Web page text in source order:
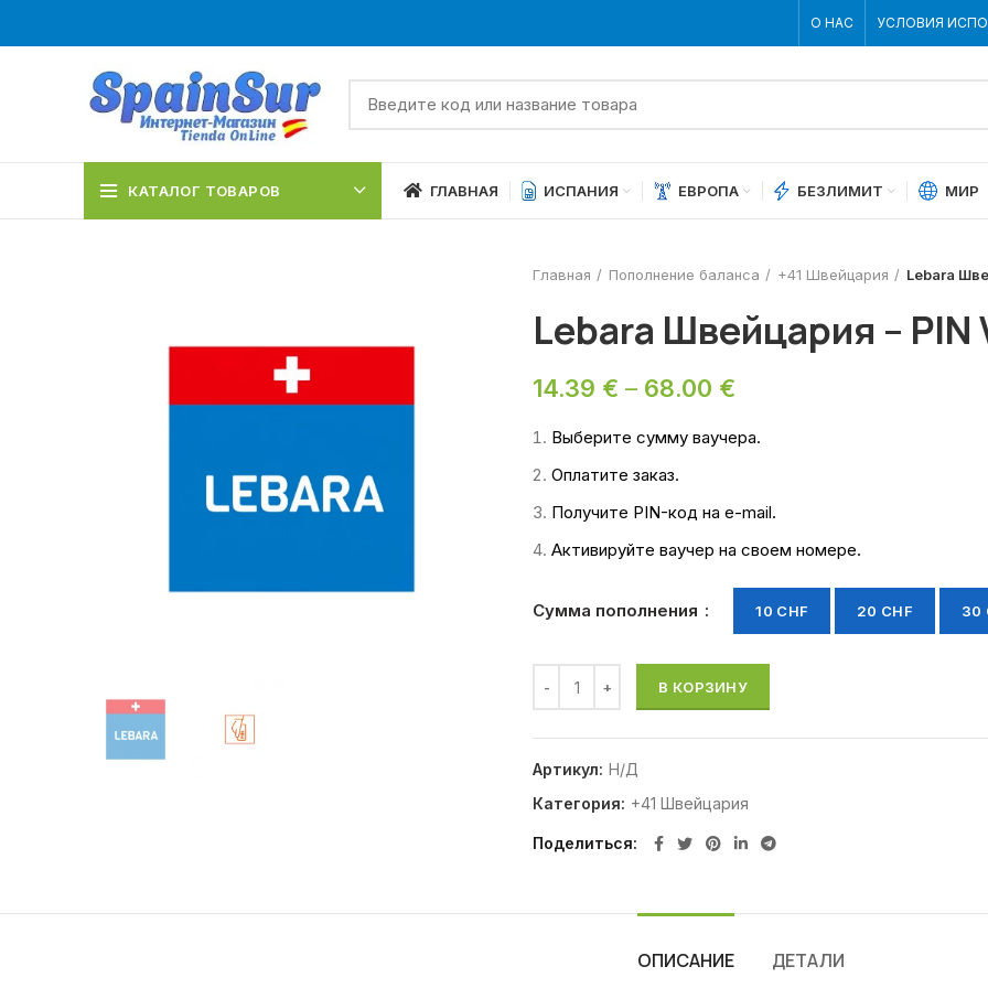
О НАС УСЛОВИЯ
КАТАЛОГ ТОВАРОВ ГЛАВНАЯ ИСПАНИЯ ЕВРОПА БЕЗЛИМИТ МИР
Главная Пополнение баланса +41 Швейцария Lebara
Lebara Швейцария –
14.39 € – 68.00 €
Выберите сумму ваучера.
Оплатите заказ.
Получите PIN-код на e-mail.
Активируйте ваучер на своем номере.
Сумма пополнения 10 CHF 20 CHF 30
В КОРЗИНУ
Артикул: Н/Д
Категория: +41 Швейцария
Поделиться
ОПИСАНИЕ ДЕТАЛИ